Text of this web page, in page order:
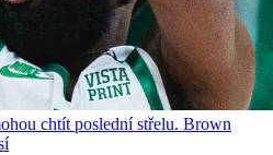
chtít poslední střelu. Brown